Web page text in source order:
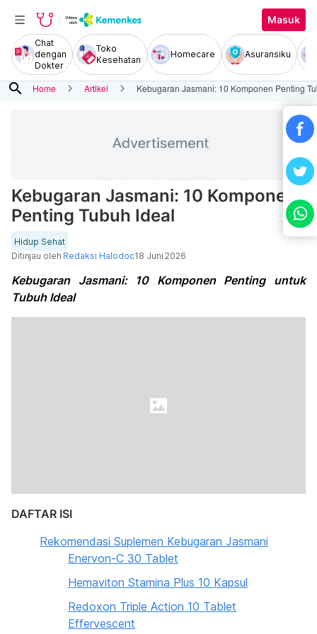
Masuk
Chat
dengan
Dokter
Toko
Kesehatan
Homecare Asuransiku
search Home Artikel Kebugaran Jasmani: 10 Komponen Penting
Kebugaran Jasmani: 10 Komponen
Penting Tubuh Ideal
Hidup Sehat
Ditinjau oleh Redaksi Halodoc18 Juni 2026
Kebugaran Jasmani: 10 Komponen Penting untuk
Tubuh Ideal
DAFTAR ISI
Rekomendasi Suplemen Kebugaran Jasmani
Enervon-C 30 Tablet
Hemaviton Stamina Plus 10 Kapsul
Redoxon Triple Action 10 Tablet
Effervescent